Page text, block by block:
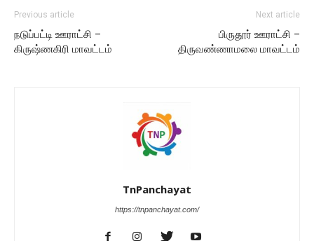
Previous article
நடுப்பட்டி ஊராட்சி –
கிருஷ்ணகிரி மாவட்டம்
Next article
பிருதூர் ஊராட்சி –
திருவண்ணாமலை மாவட்டம்
TnPanchayat
https://tnpanchayat.com/